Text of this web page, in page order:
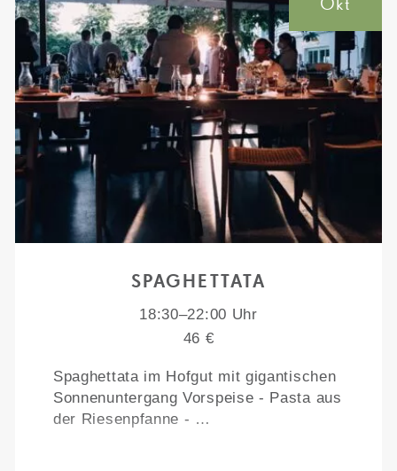
SPAGHETTATA
18:30–22:00 Uhr
46 €
Spaghettata im Hofgut mit gigantischen
Sonnenuntergang Vorspeise - Pasta aus
der Riesenpfanne - …